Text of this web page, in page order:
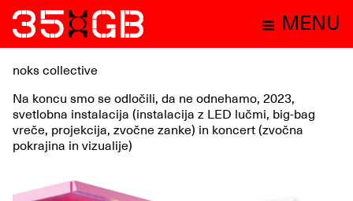
MENU
noks collective
Na koncu smo se odločili, da ne odnehamo, 2023,
svetlobna instalacija (instalacija z LED lučmi, big-bag
vreče, projekcija, zvočne zanke) in koncert (zvočna
pokrajina in vizualije)